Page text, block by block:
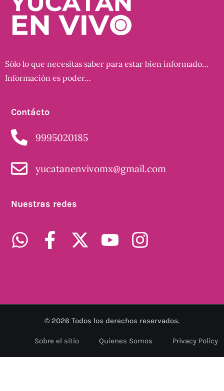
Sólo lo que necesitas saber para estar bien informado…
Información es poder…
Contácto
9995020185
yucatanenvivomx@gmail.com
Nuestras redes
© 2026 Todos los derechos reservados.
Sobre el sitio Quienes Somos Privacy Policy